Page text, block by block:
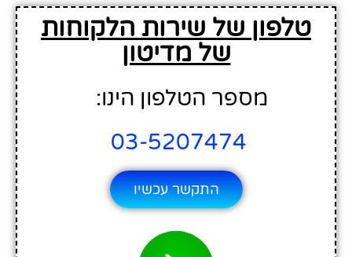
טלפון של שירות הלקוחות
של מדיטון
מספר הטלפון הינו:
03-5207474
התקשר עכשיו